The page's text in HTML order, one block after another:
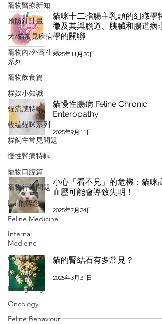
寵物醫療新知
預防針計畫
犬/貓常見疾病
寵物內/外寄生蟲
系列
寵物飲食篇
貓奴小知識
貓流感特輯
收編貓咪系列
貓飼主常見問題
慢性腎病特輯
寵物口腔篇
寵物行為問題
Lan的碎念
Feline Medicine
Internal
Medicine
Cardiology
Neurology
Emergency
Oncology
Feline Behaviour
貓咪十二指腸主乳頭的組織學特
徵及其與膽道、胰臟和腸道病理
學的關聯
2025年11月20日
貓慢性腸病 Feline Chronic
Enteropathy
2025年9月11日
小心「看不見」的危機：貓咪高
血壓可能會導致失明！
2025年7月24日
貓的腎結石有多常見？
2025年3月31日